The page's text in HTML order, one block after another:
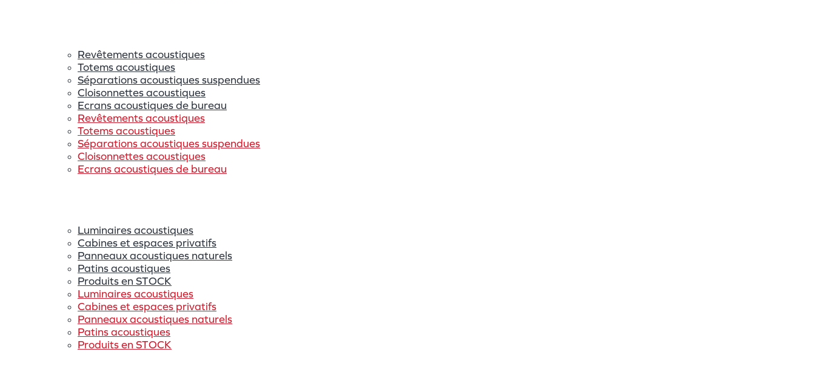
Revêtements acoustiques
Totems acoustiques
Séparations acoustiques suspendues
Cloisonnettes acoustiques
Ecrans acoustiques de bureau
Revêtements acoustiques
Totems acoustiques
Séparations acoustiques suspendues
Cloisonnettes acoustiques
Ecrans acoustiques de bureau
Luminaires acoustiques
Cabines et espaces privatifs
Panneaux acoustiques naturels
Patins acoustiques
Produits en STOCK
Luminaires acoustiques
Cabines et espaces privatifs
Panneaux acoustiques naturels
Patins acoustiques
Produits en STOCK